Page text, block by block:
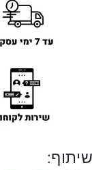
שיתוף: